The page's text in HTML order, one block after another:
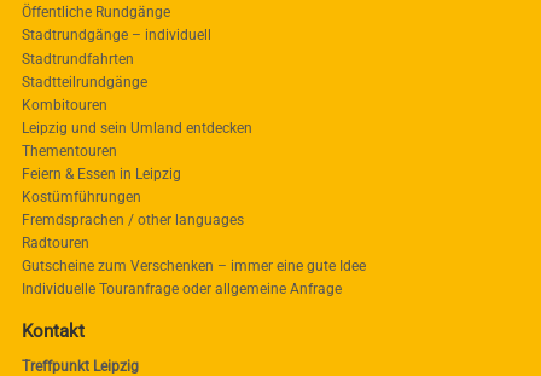
Öffentliche Rundgänge
Stadtrundgänge – individuell
Stadtrundfahrten
Stadtteilrundgänge
Kombitouren
Leipzig und sein Umland entdecken
Thementouren
Feiern & Essen in Leipzig
Kostümführungen
Fremdsprachen / other languages
Radtouren
Gutscheine zum Verschenken – immer eine gute Idee
Individuelle Touranfrage oder allgemeine Anfrage
Kontakt
Treffpunkt Leipzig